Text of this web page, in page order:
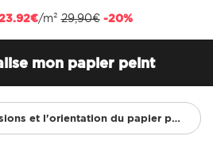
/m²29,90€ -20%
mon papier peint
et l'orientation du papier peint